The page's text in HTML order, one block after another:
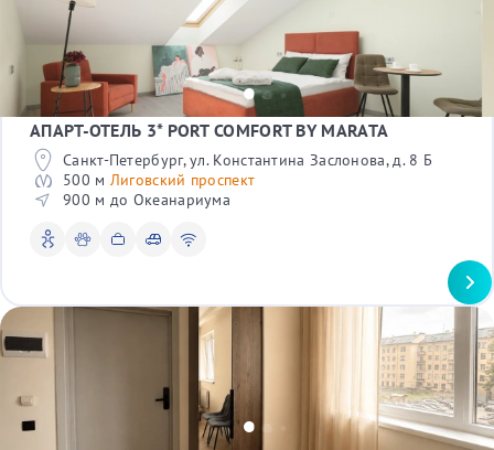
АПАРТ-ОТЕЛЬ 3* PORT COMFORT BY MARATA
Санкт-Петербург, ул. Константина Заслонова, д. 8 Б
500 м Лиговский проспект
900 м до Океанариума